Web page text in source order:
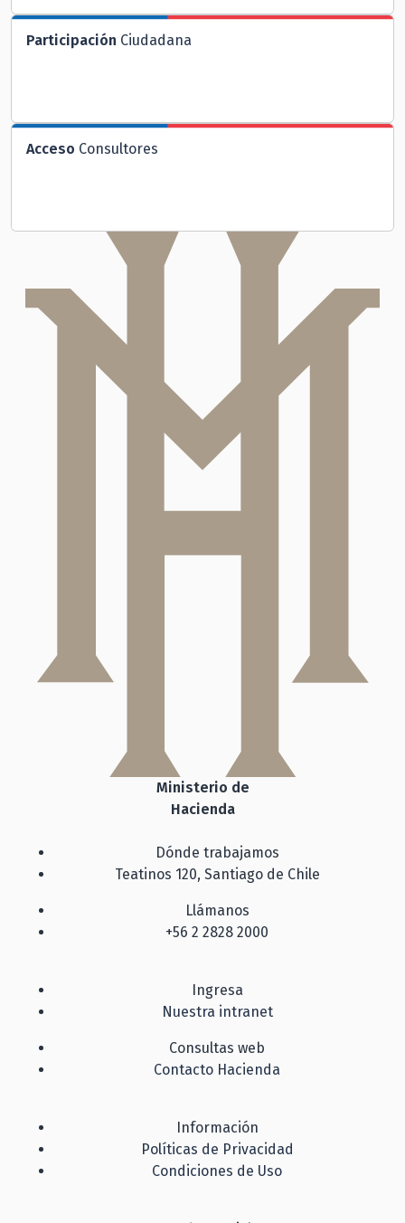
Participación Ciudadana
Acceso Consultores
Ministerio de
Hacienda
Dónde trabajamos
Teatinos 120, Santiago de Chile
Llámanos
+56 2 2828 2000
Ingresa
Nuestra intranet
Consultas web
Contacto Hacienda
Información
Políticas de Privacidad
Condiciones de Uso